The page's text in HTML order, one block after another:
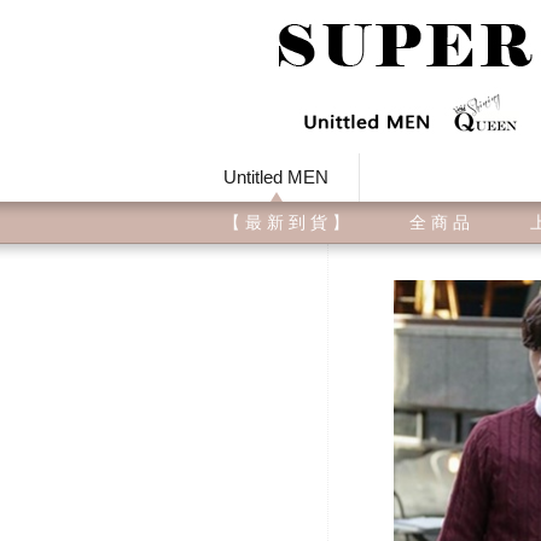
Untitled MEN
【 最 新 到 貨 】 全 商 品